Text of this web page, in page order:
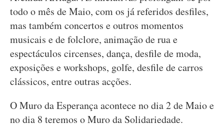
todo o mês de Maio, com os já referidos desfiles,
mas também concertos e outros momentos
musicais e de folclore, animação de rua e
espectáculos circenses, dança, desfile de moda,
exposições e workshops, golfe, desfile de carros
clássicos, entre outras acções.
O Muro da Esperança acontece no dia 2 de Maio e
no dia 8 teremos o Muro da Solidariedade.